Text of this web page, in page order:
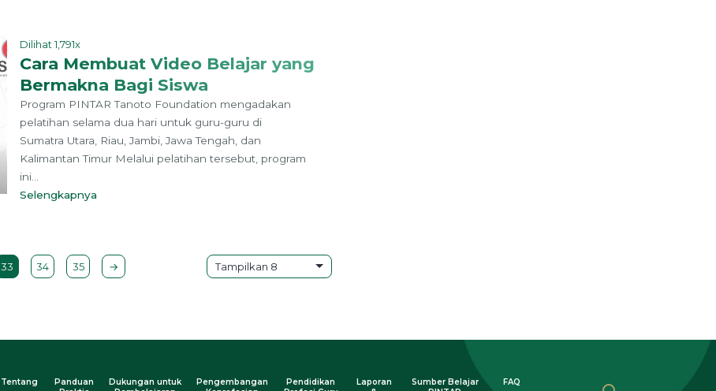
Dilihat 1,791x
Cara Membuat Video Belajar yang
Bermakna Bagi Siswa
Program PINTAR Tanoto Foundation mengadakan
pelatihan selama dua hari untuk guru-guru di
Sumatra Utara, Riau, Jambi, Jawa Tengah, dan
Kalimantan Timur Melalui pelatihan tersebut, program
ini...
Selengkapnya
33 34 35 →
Tentang
Panduan
Dukungan untuk
Pengembangan
Pendidikan
Laporan
Sumber Belajar
FAQ